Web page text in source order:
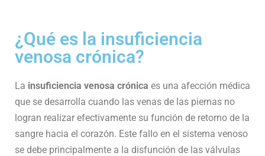
¿Qué es la insuficiencia
venosa crónica?
La insuficiencia venosa crónica es una afección médica
que se desarrolla cuando las venas de las piernas no
logran realizar efectivamente su función de retorno de la
sangre hacia el corazón. Este fallo en el sistema venoso
se debe principalmente a la disfunción de las válvulas